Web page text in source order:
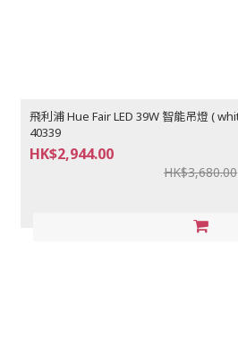
飛利浦 Hue Fair LED 39W 智能吊燈 ( white ambiance 白光系列 )
40339
HK$2,944.00
HK$3,680.00